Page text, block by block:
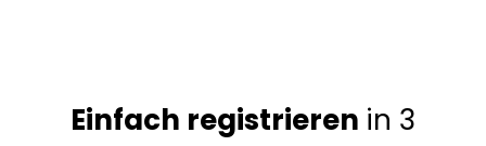
Einfach registrieren in 3